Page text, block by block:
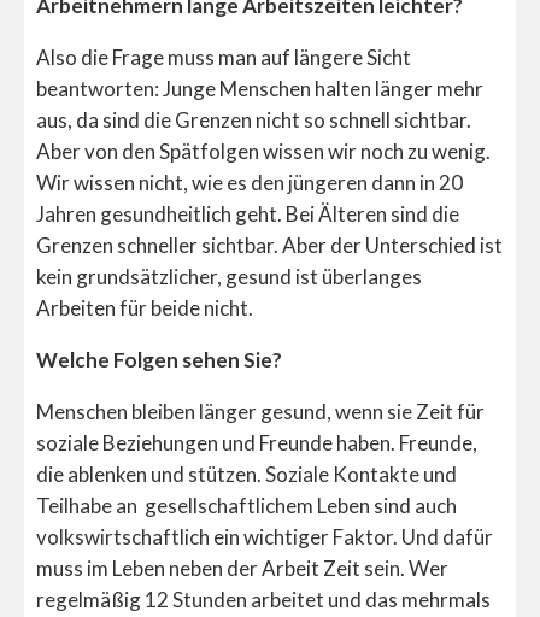
Arbeitnehmern lange Arbeitszeiten leichter?
Also die Frage muss man auf längere Sicht
beantworten: Junge Menschen halten länger mehr
aus, da sind die Grenzen nicht so schnell sichtbar.
Aber von den Spätfolgen wissen wir noch zu wenig.
Wir wissen nicht, wie es den jüngeren dann in 20
Jahren gesundheitlich geht. Bei Älteren sind die
Grenzen schneller sichtbar. Aber der Unterschied ist
kein grundsätzlicher, gesund ist überlanges
Arbeiten für beide nicht.
Welche Folgen sehen Sie?
Menschen bleiben länger gesund, wenn sie Zeit für
soziale Beziehungen und Freunde haben. Freunde,
die ablenken und stützen. Soziale Kontakte und
Teilhabe an gesellschaftlichem Leben sind auch
volkswirtschaftlich ein wichtiger Faktor. Und dafür
muss im Leben neben der Arbeit Zeit sein. Wer
regelmäßig 12 Stunden arbeitet und das mehrmals